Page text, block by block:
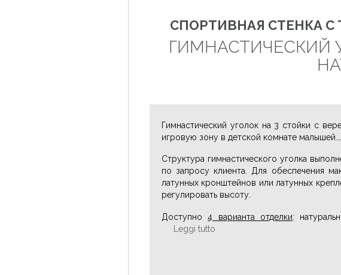
СПОРТИВНАЯ СТЕНКА
ГИМНАСТИЧЕСКИЙ
Гимнастический уголок на 3 стойки с
игровую зону в детской комнате малышей.
Структура гимнастического уголка
по запросу клиента. Для обеспечения
латунных кронштейнов или латунных
регулировать высоту.
Доступно4 варианта отделки:
Leggi tutto